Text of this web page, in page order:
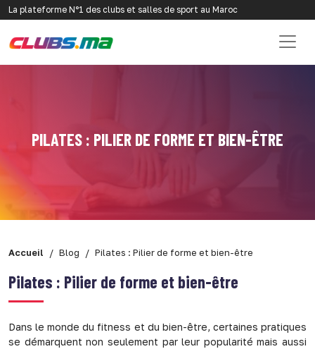
La plateforme N°1 des clubs et salles de sport au Maroc
PILATES : PILIER DE FORME ET BIEN-ÊTRE
Accueil Blog Pilates : Pilier de forme et bien-être
Pilates : Pilier de forme et bien-être
Dans le monde du fitness et du bien-être, certaines pratiques
se démarquent non seulement par leur popularité mais aussi